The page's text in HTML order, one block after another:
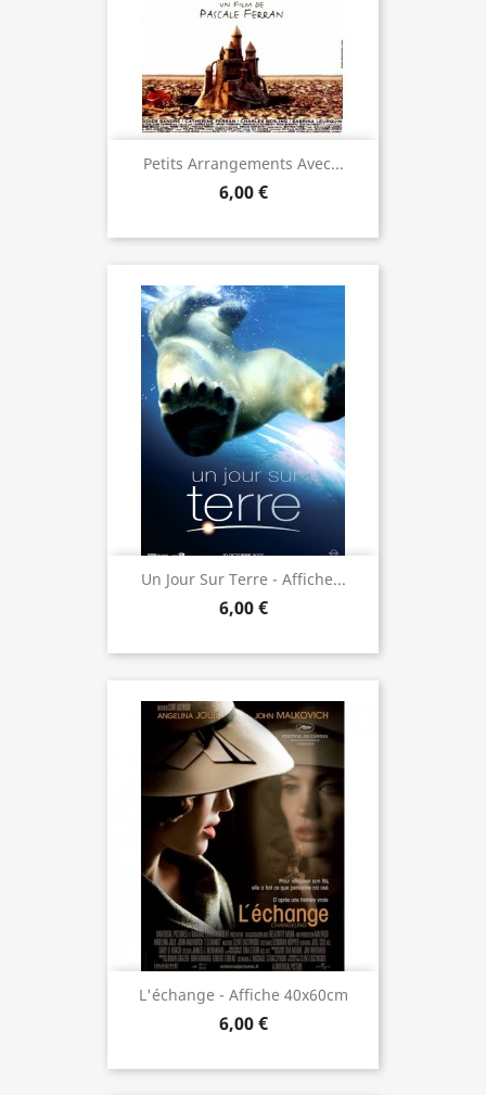
Petits Arrangements Avec...
6,00 €
Un Jour Sur Terre - Affiche...
6,00 €
L'échange - Affiche 40x60cm
6,00 €